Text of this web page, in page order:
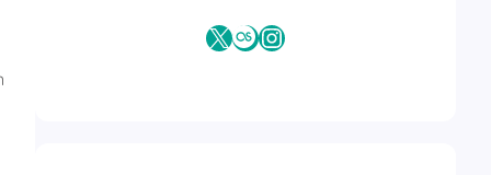
X Last.fmInstagram